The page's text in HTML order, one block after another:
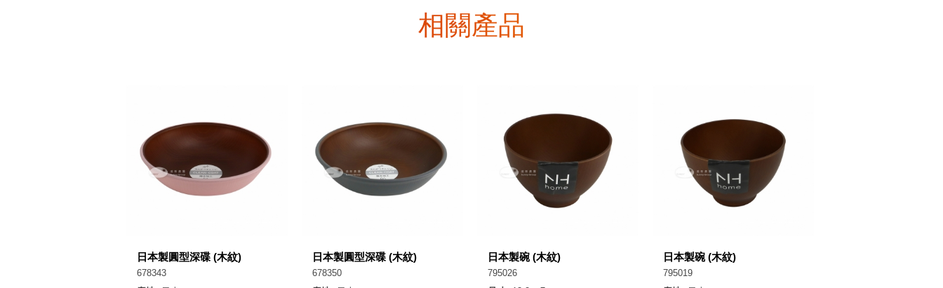
相關產品
日本製圓型深碟 (木紋)
678343
日本製圓型深碟 (木紋)
678350
日本製碗 (木紋)
795026
日本製碗 (木紋)
795019